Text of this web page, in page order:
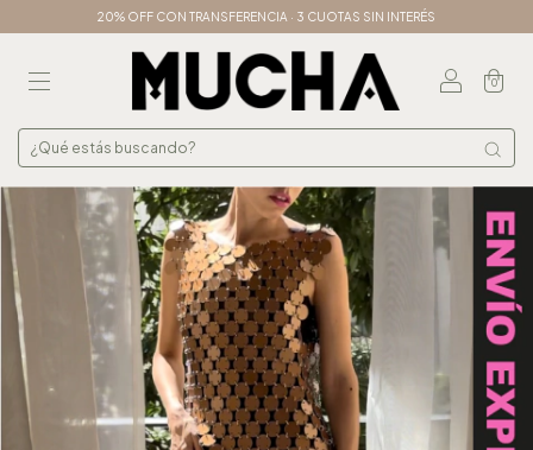
20% OFF CON TRANSFERENCIA · 3 CUOTAS SIN INTERÉS
0